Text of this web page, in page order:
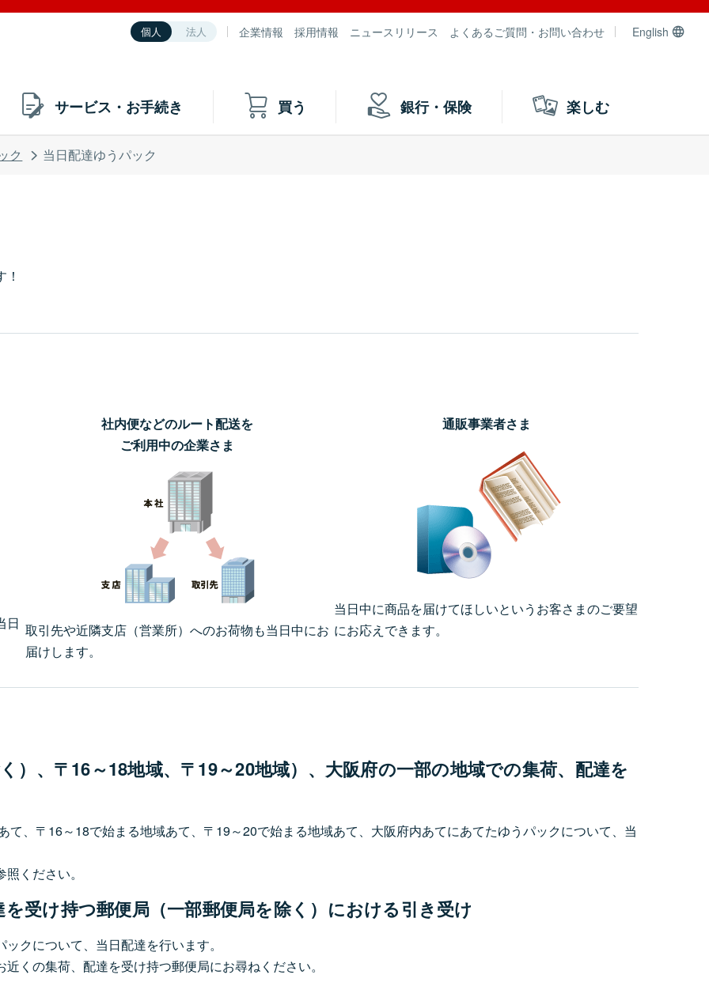
個人 法人 企業情報 採用情報 ニュースリリース よくあるご質問・お問い合わせ English
サービス・お手続き 買う 銀行・保険 楽しむ
ク 当日配達ゆうパック
日
社内便などのルート配送を
ご利用中の企業さま
取引先や近隣支店（営業所）へのお荷物も当日中にお
届けします。
通販事業者さま
当日中に商品を届けてほしいというお客さまのご要望
にお応えできます。
）、〒16～18地域、〒19～20地域）、大阪府の一部の地域での集荷、配達を
、〒16～18で始まる地域あて、〒19～20で始まる地域あて、大阪府内あてにあてたゆうパックについて、当
照ください。
受け持つ郵便局（一部郵便局を除く）における引き受け
クについて、当日配達を行います。
くの集荷、配達を受け持つ郵便局にお尋ねください。